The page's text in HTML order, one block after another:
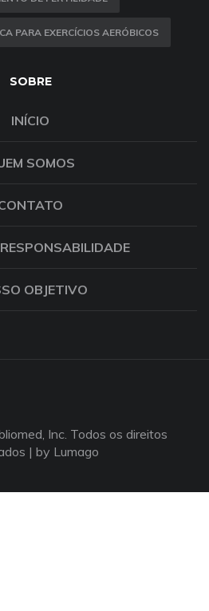
PARA EXERCÍCIOS AERÓBICOS
SOBRE
INÍCIO
SOMOS
OBJETIVO
Inc. Todos os direitos
| by Lumago